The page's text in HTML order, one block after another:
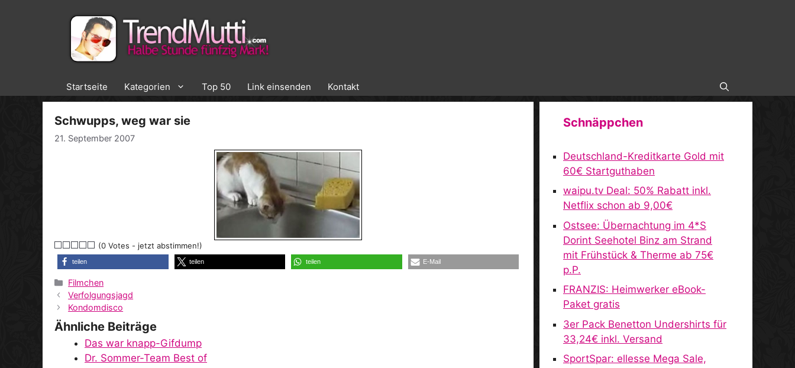
Startseite Kategorien Top 50 Link einsenden Kontakt
Schwupps, weg war sie
21. September 2007
(0 Votes - jetzt abstimmen!)
teilen teilen teilen E-Mail
Kategorien
Filmchen
Verfolgungsjagd
Kondomdisco
Ähnliche Beiträge
Das war knapp-Gifdump
Dr. Sommer-Team Best of
Schnäppchen
Deutschland-Kreditkarte Gold mit
60€ Startguthaben
waipu.tv Deal: 50% Rabatt inkl.
Netflix schon ab 9,00€
Ostsee: Übernachtung im 4*S
Dorint Seehotel Binz am Strand
mit Frühstück & Therme ab 75€
p.P.
FRANZIS: Heimwerker eBook-
Paket gratis
3er Pack Benetton Undershirts für
33,24€ inkl. Versand
SportSpar: ellesse Mega Sale,